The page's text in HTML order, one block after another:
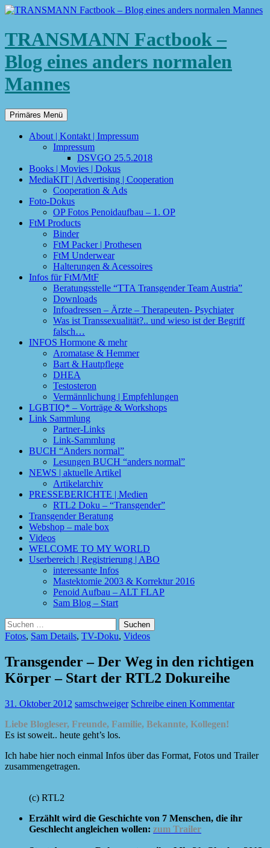
TRANSMANN Factbook –
Blog eines anders normalen
Mannes
Suchen
Primäres Menü Zum
Inhalt
springen
About | Kontakt | Impressum
Impressum
DSVGO 25.5.2018
Books | Movies | Dokus
MediaKIT | Advertising | Cooperation
Cooperation & Ads
Foto-Dokus
OP Fotos Penoidaufbau – 1. OP
FtM Products
Binder
FtM Packer | Prothesen
FtM Underwear
Halterungen & Acessoires
Infos für FtM/MtF
Beratungsstelle “TTA Transgender Team Austria”
Downloads
Infoadressen – Ärzte – Therapeuten- Psychiater
Was ist Transsexualität?.. und wieso ist der Begriff
falsch…
INFOS Hormone & mehr
Aromatase & Hemmer
Bart & Hautpflege
DHEA
Testosteron
Vermännlichung | Empfehlungen
LGBTIQ* – Vorträge & Workshops
Link Sammlung
Partner-Links
Link-Sammlung
BUCH “Anders normal”
Lesungen BUCH “anders normal”
NEWS | aktuelle Artikel
Artikelarchiv
PRESSEBERICHTE | Medien
RTL2 Doku – “Transgender”
Transgender Beratung
Webshop – male box
Videos
WELCOME TO MY WORLD
Userbereich | Registrierung | ABO
interessante Infos
Mastektomie 2003 & Korrektur 2016
Penoid Aufbau – ALT FLAP
Sam Blog – Start
Suchen
nach:
Fotos, Sam Details, TV-Doku, Videos
Transgender – Der Weg in den richtigen
Körper – Start der RTL2 Dokureihe
31. Oktober 2012 samschweiger Schreibe einen Kommentar
Liebe Blogleser, Freunde, Familie, Bekannte, Kollegen!
Es ist soweit.. heute geht’s los.
Ich habe hier noch einmal Infos über das Format, Fotos und Trailer
zusammengetragen.
(c) RTL2
Erzählt wird die Geschichte von 7 Menschen, die ihr
Geschlecht angleichen wollen: zum Trailer